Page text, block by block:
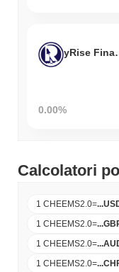
0.00%
Calcolatori
1 CHEEMS2.0=...
1 CHEEMS2.0=...
1 CHEEMS2.0=...
1 CHEEMS2.0=...